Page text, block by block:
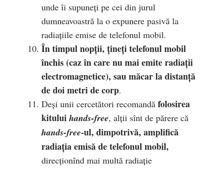
unde îi supuneţi pe cei din jurul
dumneavoastră la o expunere pasivă la
radiaţiile emise de telefonul mobil.
În timpul nopţii, ţineţi telefonul mobil
închis (caz în care nu mai emite radiaţii
electromagnetice), sau măcar la distanţă
de doi metri de corp.
Deşi unii cercetători recomandă folosirea
kitului hands-free, alţii sînt de părere că
hands-free-ul, dimpotrivă, amplifică
radiaţia emisă de telefonul mobil,
direcţionînd mai multă radiaţie